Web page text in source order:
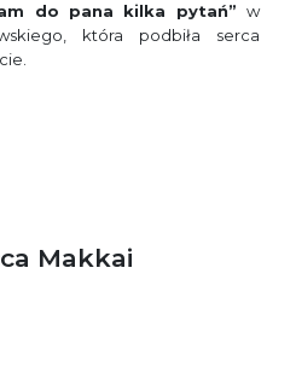
do pana kilka pytań” w
która podbiła serca
Makkai